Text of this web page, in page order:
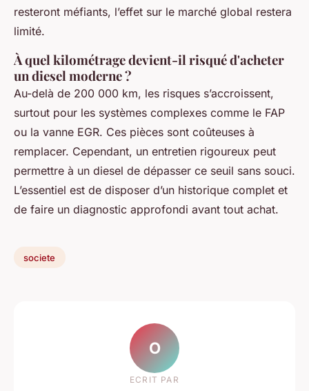
resteront méfiants, l’effet sur le marché global restera
limité.
À quel kilométrage devient-il risqué d'acheter
un diesel moderne ?
Au-delà de 200 000 km, les risques s’accroissent,
surtout pour les systèmes complexes comme le FAP
ou la vanne EGR. Ces pièces sont coûteuses à
remplacer. Cependant, un entretien rigoureux peut
permettre à un diesel de dépasser ce seuil sans souci.
L’essentiel est de disposer d’un historique complet et
de faire un diagnostic approfondi avant tout achat.
societe
O
ECRIT PAR